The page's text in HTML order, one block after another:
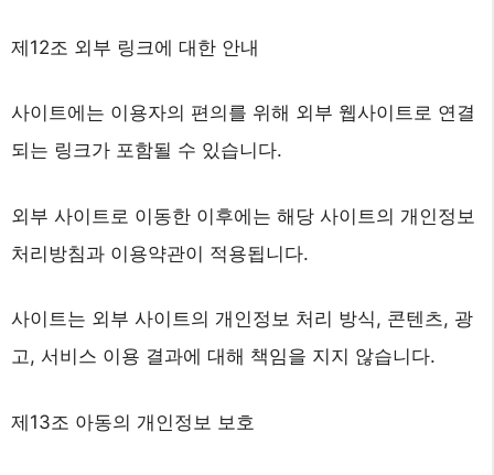
제12조 외부 링크에 대한 안내
사이트에는 이용자의 편의를 위해 외부 웹사이트로 연결
되는 링크가 포함될 수 있습니다.
외부 사이트로 이동한 이후에는 해당 사이트의 개인정보
처리방침과 이용약관이 적용됩니다.
사이트는 외부 사이트의 개인정보 처리 방식, 콘텐츠, 광
고, 서비스 이용 결과에 대해 책임을 지지 않습니다.
제13조 아동의 개인정보 보호